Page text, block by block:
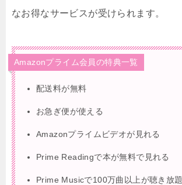
なお得なサービスが受けられます。
Amazonプライム会員の特典一覧
配送料が無料
お急ぎ便が使える
Amazonプライムビデオが見れる
Prime Readingで本が無料で見れる
Prime Musicで100万曲以上が聴き放題